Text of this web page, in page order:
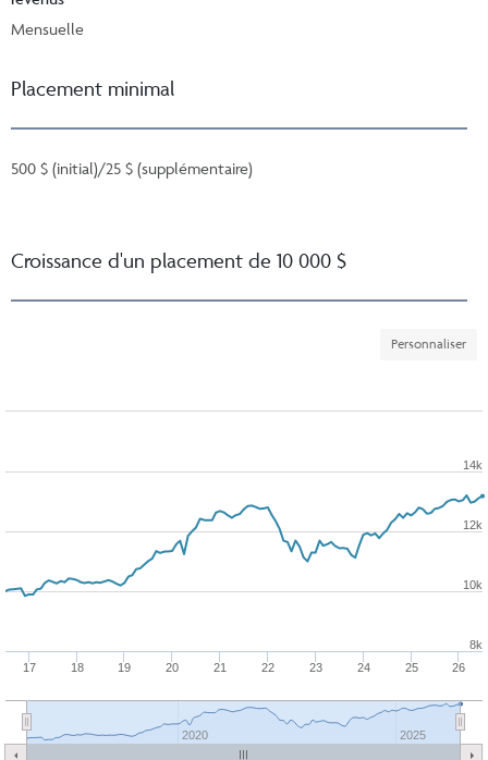
Mensuelle
Placement minimal
500 $ (initial)/25 $ (supplémentaire)
Croissance d'un placement de 10 000 $
Personnaliser
17 18 19 20 21 22 23 24 25 26
2020 2025
8k
10k
12k
14k